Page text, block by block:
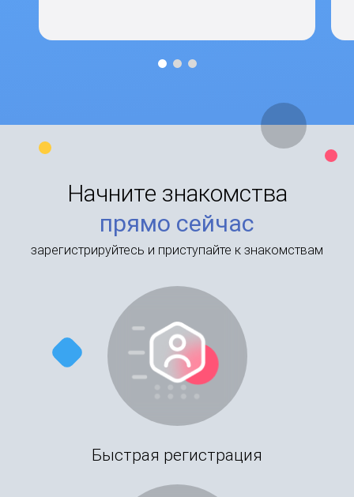
Начните знакомства
прямо сейчас
зарегистрируйтесь и приступайте к знакомствам
Быстрая регистрация